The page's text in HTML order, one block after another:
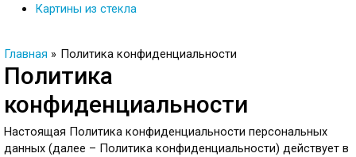
Картины из стекла
Главная Политика конфиденциальности
Политика
конфиденциальности
Настоящая Политика конфиденциальности персональных
данных (далее – Политика конфиденциальности) действует в